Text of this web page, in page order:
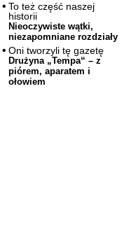
To też część naszej
historii
Nieoczywiste wątki,
niezapomniane rozdziały
Oni tworzyli tę gazetę
Drużyna „Tempa“ – z
piórem, aparatem i
ołowiem